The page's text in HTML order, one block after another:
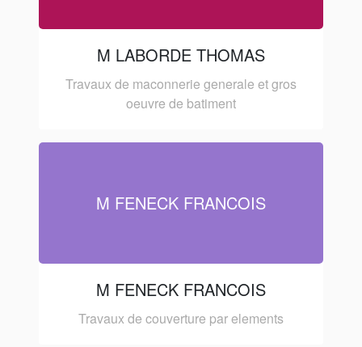
M LABORDE THOMAS
Travaux de maconnerie generale et gros
oeuvre de batiment
M FENECK FRANCOIS
M FENECK FRANCOIS
Travaux de couverture par elements